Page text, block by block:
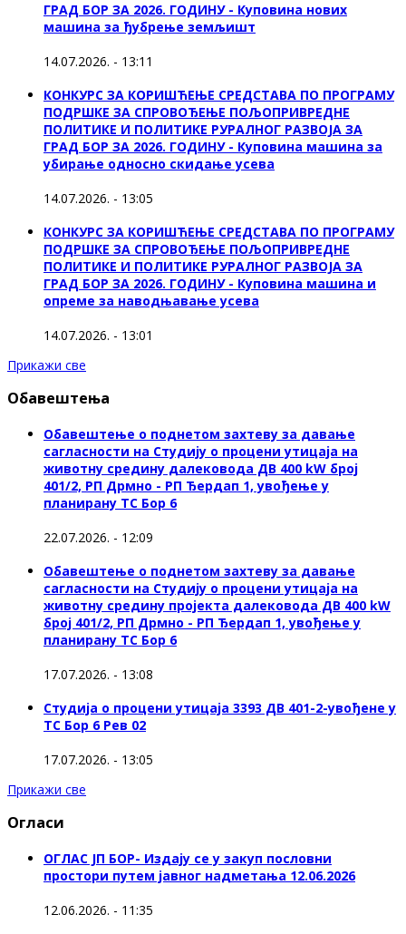
ГРАД БОР ЗА 2026. ГОДИНУ - Куповина нових
машина за ђубрење земљишт
14.07.2026. - 13:11
КОНКУРС ЗА КОРИШЋЕЊЕ СРЕДСТАВА ПО ПРОГРАМУ
ПОДРШКЕ ЗА СПРОВОЂЕЊЕ ПОЉОПРИВРЕДНЕ
ПОЛИТИКЕ И ПОЛИТИКЕ РУРАЛНОГ РАЗВОЈА ЗА
ГРАД БОР ЗА 2026. ГОДИНУ - Куповинa машина за
убирање односно скидање усева
14.07.2026. - 13:05
КОНКУРС ЗА КОРИШЋЕЊЕ СРЕДСТАВА ПО ПРОГРАМУ
ПОДРШКЕ ЗА СПРОВОЂЕЊЕ ПОЉОПРИВРЕДНЕ
ПОЛИТИКЕ И ПОЛИТИКЕ РУРАЛНОГ РАЗВОЈА ЗА
ГРАД БОР ЗА 2026. ГОДИНУ - Куповина машина и
опреме за наводњавање усева
14.07.2026. - 13:01
Прикажи све
Обавештења
Обавештење о поднетом захтеву за давање
сагласности на Студију о процени утицаја на
животну средину далековода ДВ 400 kW број
401/2, РП Дрмно - РП Ђердап 1, увођење у
планирану ТС Бор 6
22.07.2026. - 12:09
Обавештење о поднетом захтеву за давање
сагласности на Студију о процени утицаја на
животну средину пројекта далековода ДВ 400 kW
број 401/2, РП Дрмно - РП Ђердап 1, увођење у
планирану ТС Бор 6
17.07.2026. - 13:08
Студија о процени утицаја 3393 ДВ 401-2-увођене у
ТС Бор 6 Рев 02
17.07.2026. - 13:05
Прикажи све
Огласи
ОГЛАС ЈП БОР- Издају се у закуп пословни
простори путем јавног надметања 12.06.2026
12.06.2026. - 11:35